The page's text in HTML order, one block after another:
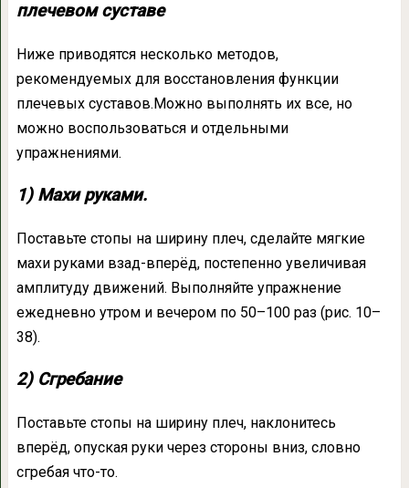
плечевом суставе
Ниже приводятся несколько методов,
рекомендуемых для восстановления функции
плечевых суставов.Можно выполнять их все, но
можно воспользоваться и отдельными
упражнениями.
1) Махи руками.
Поставьте стопы на ширину плеч, сделайте мягкие
махи руками взад-вперёд, постепенно увеличивая
амплитуду движений. Выполняйте упражнение
ежедневно утром и вечером по 50–100 раз (рис. 10–
38).
2) Сгребание
Поставьте стопы на ширину плеч, наклонитесь
вперёд, опуская руки через стороны вниз, словно
сгребая что-то.